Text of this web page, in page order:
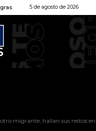
5 de agosto de 2026
migrante; hallan sus restos